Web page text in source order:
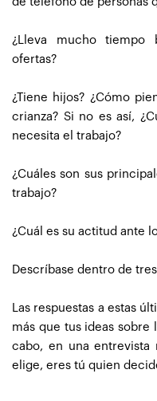
¿Lleva mucho tiempo
ofertas?
¿Tiene hijos? ¿Cómo
crianza? Si no es así,
necesita el trabajo?
¿Cuáles son sus
trabajo?
¿Cuál es su actitud ante
Descríbase dentro de
Las respuestas a estas
más que tus ideas
cabo, en una
elige, eres tú quien